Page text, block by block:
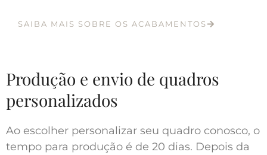
SAIBA MAIS SOBRE OS ACABAMENTOS
Produção e envio de quadros
personalizados
Ao escolher personalizar seu quadro conosco, o
tempo para produção é de 20 dias. Depois da